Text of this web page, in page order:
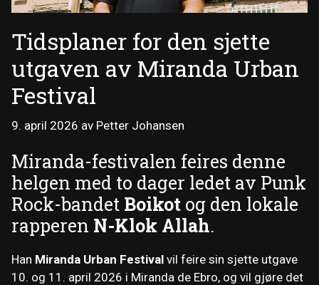
Tidsplaner for den sjette
utgaven av Miranda Urban
Festival
9. april 2026 av Petter Johansen
Miranda-festivalen feires denne
helgen med to dager ledet av Punk
Rock-bandet Boikot og den lokale
rapperen N-Klok Allah.
Han Miranda Urban Festival vil feire sin sjette utgave
10. og 11. april 2026 i Miranda de Ebro, og vil gjøre det